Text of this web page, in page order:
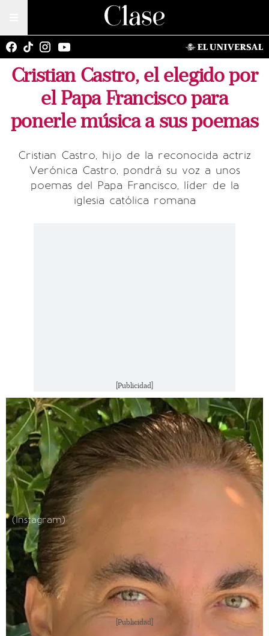
Cristian Castro, el elegido por
el Papa Francisco para
ponerle música a sus poemas
Cristian Castro, hijo de la reconocida actriz
Verónica Castro, pondrá su voz a unos
poemas del Papa Francisco, líder de la
iglesia católica romana
[Publicidad]
(Instagram)
[Publicidad]